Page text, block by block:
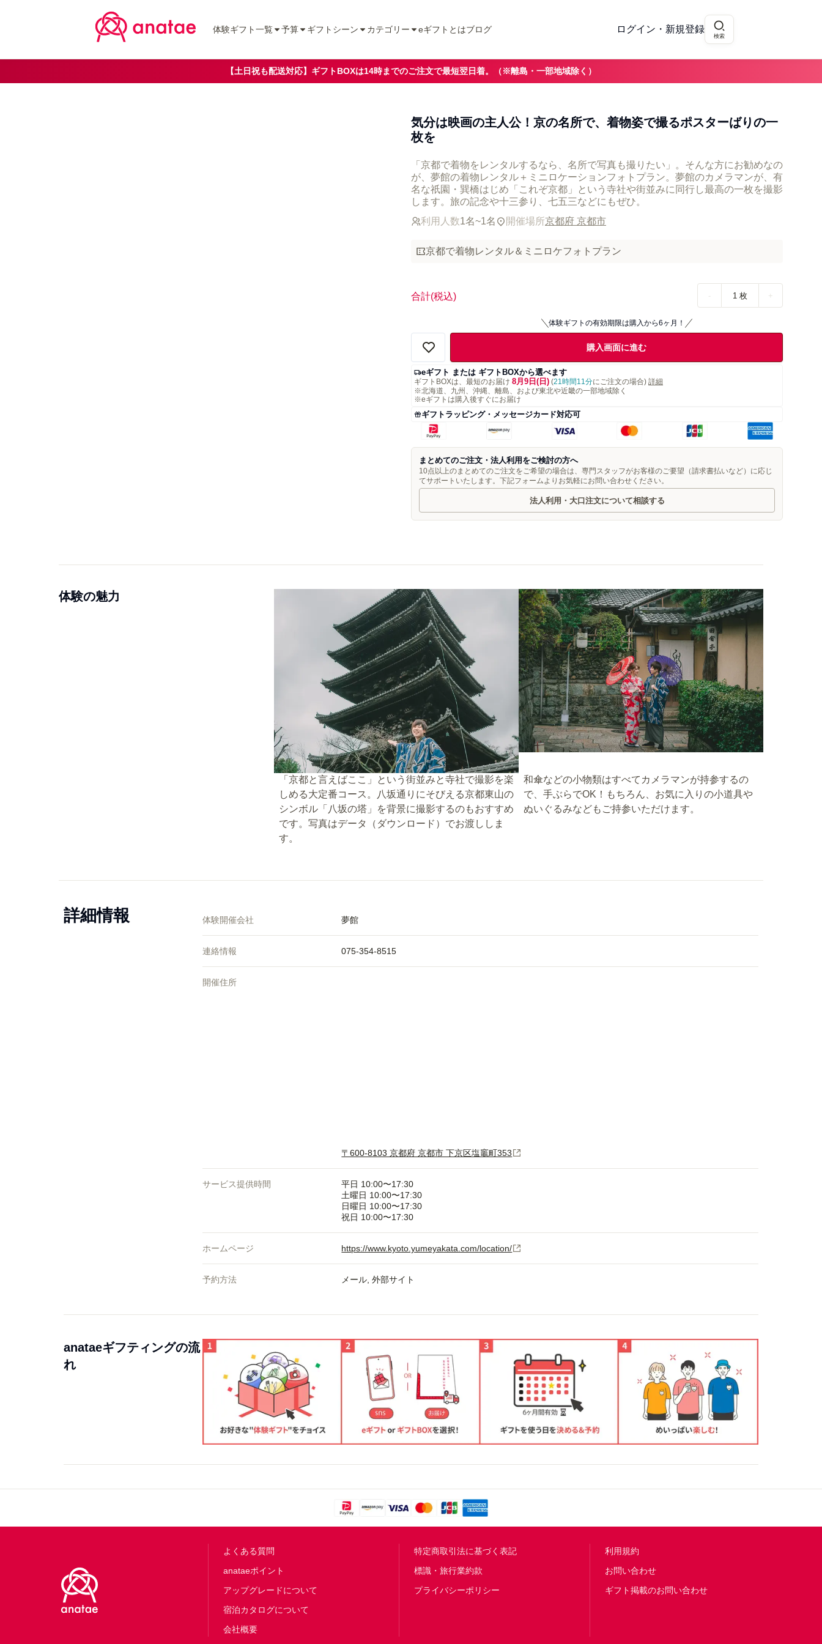
体験ギフト一覧 予算 ギフトシーン カテゴリー eギフトとはブログ ログイン・新規登録
検索
【土日祝も配送対応】ギフトBOXは14時までのご注文で最短翌日着。（※離島・一部地域除く）
気分は映画の主人公！京の名所で、着物姿で撮るポスターばりの一
枚を
「京都で着物をレンタルするなら、名所で写真も撮りたい」。そんな方にお勧めなの
が、夢館の着物レンタル＋ミニロケーションフォトプラン。夢館のカメラマンが、有
名な祇園・巽橋はじめ「これぞ京都」という寺社や街並みに同行し最高の一枚を撮影
します。旅の記念や十三参り、七五三などにもぜひ。
利用人数1名~1名 開催場所京都府 京都市
京都で着物レンタル＆ミニロケフォトプラン
合計(税込) - 1 枚 +
体験ギフトの有効期限は購入から6ヶ月！
購入画面に進む
eギフト または ギフトBOXから選べます
ギフトBOXは、最短のお届け 8月9日(日) (21時間11分にご注文の場合) 詳細
※北海道、九州、沖縄、離島、および東北や近畿の一部地域除く
※eギフトは購入後すぐにお届け
ギフトラッピング・メッセージカード対応可
まとめてのご注文・法人利用をご検討の方へ
10点以上のまとめてのご注文をご希望の場合は、専門スタッフがお客様のご要望（請求書払いなど）に応じ
てサポートいたします。下記フォームよりお気軽にお問い合わせください。
法人利用・大口注文について相談する
体験の魅力
「京都と言えばここ」という街並みと寺社で撮影を楽
しめる大定番コース。八坂通りにそびえる京都東山の
シンボル「八坂の塔」を背景に撮影するのもおすすめ
です。写真はデータ（ダウンロード）でお渡ししま
す。
和傘などの小物類はすべてカメラマンが持参するの
で、手ぶらでOK！もちろん、お気に入りの小道具や
ぬいぐるみなどもご持参いただけます。
詳細情報 体験開催会社 夢館
連絡情報 075-354-8515
開催住所
〒600-8103 京都府 京都市 下京区塩竈町353
サービス提供時間
平日 10:00〜17:30
土曜日 10:00〜17:30
日曜日 10:00〜17:30
祝日 10:00〜17:30
ホームページ https://www.kyoto.yumeyakata.com/location/
予約方法 メール 外部サイト
anataeギフティングの流
れ
よくある質問
anataeポイント
アップグレードについて
宿泊カタログについて
会社概要
特定商取引法に基づく表記
標識・旅行業約款
プライバシーポリシー
利用規約
お問い合わせ
ギフト掲載のお問い合わせ